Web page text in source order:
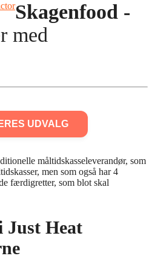
Skagenfood -
med
UDVALG
måltidskasseleverandør, som
men som også har 4
færdigretter, som blot skal
Heat